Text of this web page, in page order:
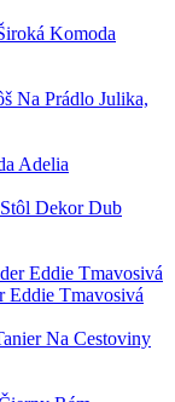
Komoda
Na Prádlo Julika,
Adelia
Dekor Dub
Eddie Tmavosivá
Na Cestoviny